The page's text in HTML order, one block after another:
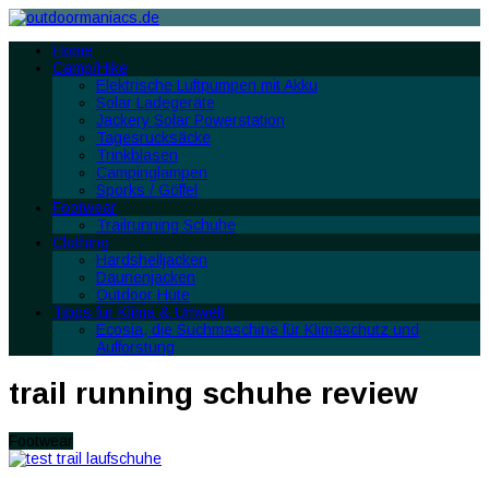
Home
Camp/Hike
Elektrische Luftpumpen mit Akku
Solar Ladegeräte
Jackery Solar Powerstation
Tagesrucksäcke
Trinkblasen
Campinglampen
Sporks / Göffel
Footwear
Trailrunning Schuhe
Clothing
Hardshelljacken
Daunenjacken
Outdoor Hüte
Tipps für Klima & Umwelt
Ecosia, die Suchmaschine für Klimaschutz und
Aufforstung
trail running schuhe review
Footwear